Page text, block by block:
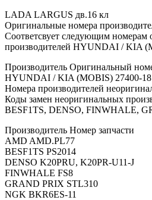
LADA LARGUS дв.16 кл
Оригинальные номера
Соответсвует следующим номерам
производителей HYUNDAI / KIA
Производитель Оригинальный
HYUNDAI / KIA (MOBIS) 27400-
Номера производителей
Коды замен неоригинальных
BESF1TS, DENSO, FINWHALE,
Производитель Номер запчасти
AMD AMD.PL77
BESF1TS PS2014
DENSO K20PRU, K20PR-U11-J
FINWHALE FS8
GRAND PRIX STL310
NGK BKR6ES-11